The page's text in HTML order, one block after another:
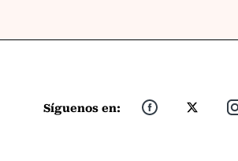
Síguenos en: